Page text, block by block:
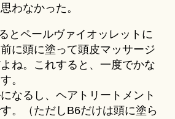
わなかった。
とペールヴァイオッレットに
に頭に塗って頭皮マッサージ
ね。これすると、一度でかな
。
なるし、ヘアトリートメント
。（ただしB6だけは頭に塗ら